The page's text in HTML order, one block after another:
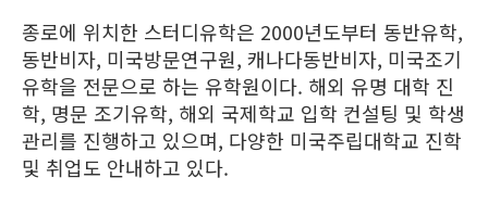
종로에 위치한 스터디유학은 2000년도부터 동반유학,
동반비자, 미국방문연구원, 캐나다동반비자, 미국조기
유학을 전문으로 하는 유학원이다. 해외 유명 대학 진
학, 명문 조기유학, 해외 국제학교 입학 컨설팅 및 학생
관리를 진행하고 있으며, 다양한 미국주립대학교 진학
및 취업도 안내하고 있다.